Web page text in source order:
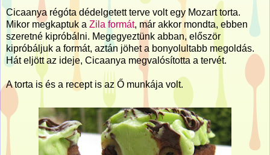
Cicaanya régóta dédelgetett terve volt egy Mozart torta.
Mikor megkaptuk a Zila formát, már akkor mondta, ebben
szeretné kipróbálni. Megegyeztünk abban, először
kipróbáljuk a formát, aztán jöhet a bonyolultabb megoldás.
Hát eljött az ideje, Cicaanya megvalósította a tervét.
A torta is és a recept is az Ő munkája volt.